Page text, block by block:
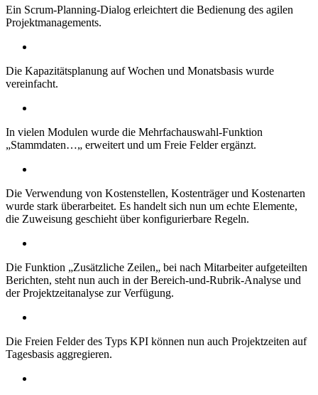
Ein Scrum-Planning-Dialog erleichtert die Bedienung des agilen
Projektmanagements.
Die Kapazitätsplanung auf Wochen und Monatsbasis wurde
vereinfacht.
In vielen Modulen wurde die Mehrfachauswahl-Funktion
„Stammdaten…„ erweitert und um Freie Felder ergänzt.
Die Verwendung von Kostenstellen, Kostenträger und Kostenarten
wurde stark überarbeitet. Es handelt sich nun um echte Elemente,
die Zuweisung geschieht über konfigurierbare Regeln.
Die Funktion „Zusätzliche Zeilen„ bei nach Mitarbeiter aufgeteilten
Berichten, steht nun auch in der Bereich-und-Rubrik-Analyse und
der Projektzeitanalyse zur Verfügung.
Die Freien Felder des Typs KPI können nun auch Projektzeiten auf
Tagesbasis aggregieren.